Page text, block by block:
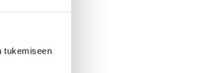
tukemiseen